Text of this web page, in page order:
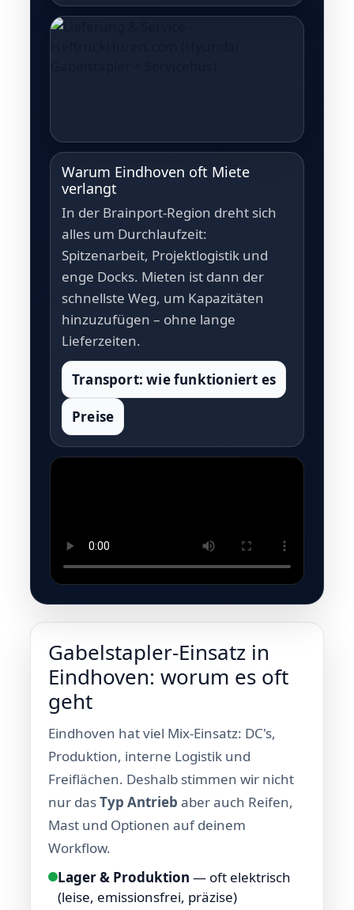
Warum Eindhoven oft Miete
verlangt
In der Brainport-Region dreht sich
alles um Durchlaufzeit:
Spitzenarbeit, Projektlogistik und
enge Docks. Mieten ist dann der
schnellste Weg, um Kapazitäten
hinzuzufügen – ohne lange
Lieferzeiten.
Transport: wie funktioniert es
Preise
Gabelstapler-Einsatz in
Eindhoven: worum es oft
geht
Eindhoven hat viel Mix-Einsatz: DC's,
Produktion, interne Logistik und
Freiflächen. Deshalb stimmen wir nicht
nur dasTyp Antrieb aber auch Reifen,
Mast und Optionen auf deinem
Workflow.
Lager & Produktion — oft elektrisch
(leise, emissionsfrei, präzise)